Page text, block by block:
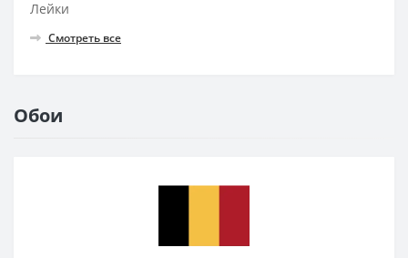
Лейки
Смотреть все
Обои